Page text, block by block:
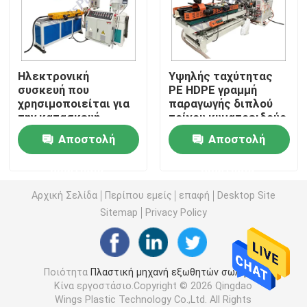
Μηχανή εξωθητών σωλήνων PVC
Γραμμή παραγωγής σωλήνων PPR
Μηχανή εξωθητών σωλήνων PE
Μηχανή εξώθησης ζωνών της PET
Γραμμή παραγωγής λουριών PP
Πλαστική μηχανή εξωθητών φύλλων
Ηλεκτρονική
συσκευή που
χρησιμοποιείται για
την κατασκευή
καλωδίων
Αποστολή
Υψηλής ταχύτητας
PE HDPE γραμμή
παραγωγής διπλού
τοίχου κυματοειδούς
σωλήνα extruder
μηχανή Αποστολή
Αρχική Σελίδα Περίπου εμείς επαφή
Desktop Site
Sitemap
Privacy Policy
Ποιότητα Πλαστική μηχανή εξωθητών σωλήνων
Κίνα εργοστάσιο.Copyright © 2026 Qingdao
Wings Plastic Technology Co.,Ltd. All Rights